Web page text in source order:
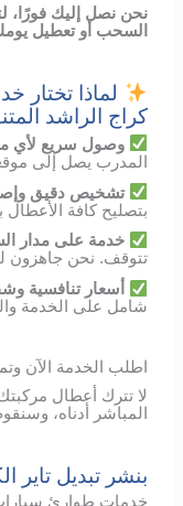
نحن نصل إليك فورًا،
السحب أو تعطيل
لماذا تختار
كراج الراشد
وصول سريع لأي
المدرب يصل إلى
تشخيص دقيق
بتصليح كافة الأعطال
خدمة على مدار
تتوقف. نحن جاهزون
أسعار تنافسية
شامل على الخدمة
اطلب الخدمة الآن
لا تترك أعطال
المباشر أدناه،
بنشر تبديل تاير
خدمات طوارئ